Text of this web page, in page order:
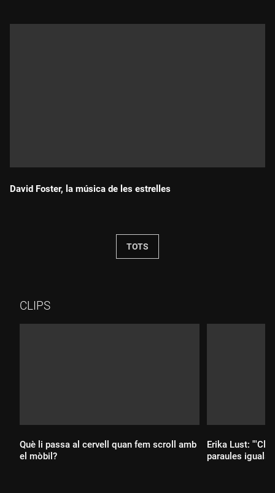
David Foster, la música de les estrelles
TOTS
CLIPS
Què li passa al cervell quan fem scroll amb
el mòbil?
Erika Lust:
paraules iguals